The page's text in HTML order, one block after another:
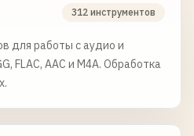
312 инструментов
для работы с аудио и
FLAC, AAC и M4A. Обработка